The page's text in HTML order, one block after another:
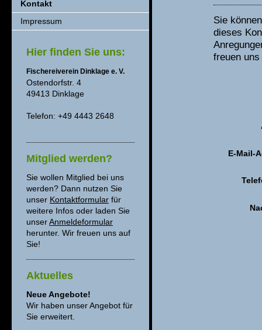
Kontakt
Impressum
Hier finden Sie uns:
Fischereiverein Dinklage e. V.
Ostendorfstr. 4
49413 Dinklage
Telefon: +49 4443 2648
Mitglied werden?
Sie wollen Mitglied bei uns
werden? Dann nutzen Sie
unser Kontaktformular für
weitere Infos oder laden Sie
unserAnmeldeformular
herunter. Wir freuen uns auf
Sie!
Aktuelles
Neue Angebote!
Wir haben unser Angebot für
Sie erweitert.
Sie
dieses
freuen
E-Mail-